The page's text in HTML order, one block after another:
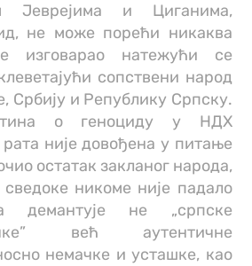
Јеврејима и Циганима,
не може порећи никаква
натежући се
сопствени народ
Србију и Републику Српску.
о геноциду у НДХ
није довођена у питање
остатак закланог народа,
никоме није падало
не „српске
већ аутентичне
немачке и усташке, као